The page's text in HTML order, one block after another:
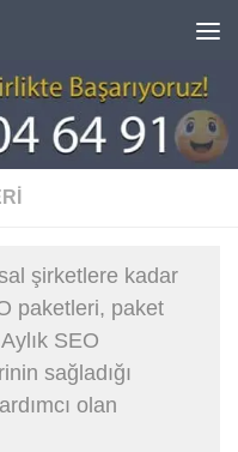
şirketlere kadar
paketleri, paket
SEO
sağladığı
olan